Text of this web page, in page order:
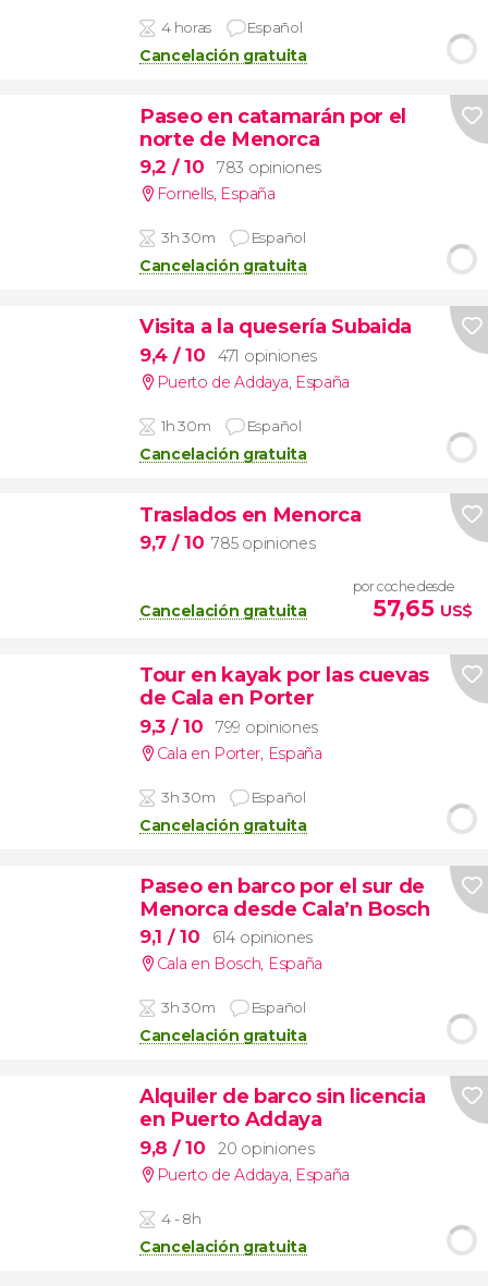
4 horas Español
Cancelación gratuita
Paseo en catamarán por el
norte de Menorca
9,2 / 10
783 opiniones
Fornells, España
3h 30m Español
Cancelación gratuita
Visita a la quesería Subaida
9,4 / 10
471 opiniones
Puerto de Addaya, España
1h 30m Español
Cancelación gratuita
Traslados en Menorca
9,7 / 10 785 opiniones
Cancelación gratuita
por coche desde
57,65 US$
Tour en kayak por las cuevas
de Cala en Porter
9,3 / 10
799 opiniones
Cala en Porter, España
3h 30m Español
Cancelación gratuita
Paseo en barco por el sur de
Menorca desde Cala’n Bosch
9,1 / 10
614 opiniones
Cala en Bosch, España
3h 30m Español
Cancelación gratuita
Alquiler de barco sin licencia
en Puerto Addaya
9,8 / 10
20 opiniones
Puerto de Addaya, España
4 - 8h
Cancelación gratuita